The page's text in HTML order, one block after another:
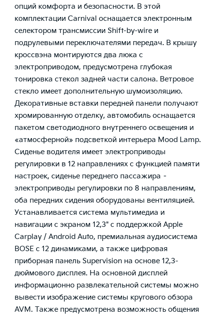
опций комфорта и безопасности. В этой
комплектации Carnival оснащается электронным
селектором трансмиссии Shift-by-wire и
подрулевыми переключателями передач. В крышу
кроссвэна монтируются два люка с
электроприводом, предусмотрена глубокая
тонировка стекол задней части салона. Ветровое
стекло имеет дополнительную шумоизоляцию.
Декоративные вставки передней панели получают
хромированную отделку, автомобиль оснащается
пакетом светодиодного внутреннего освещения и
«атмосферной» подсветкой интерьера Mood Lamp.
Сиденье водителя имеет электроприводы
регулировки в 12 направлениях с функцией памяти
настроек, сиденье переднего пассажира –
электроприводы регулировки по 8 направлениям,
оба передних сидения оборудованы вентиляцией.
Устанавливается система мультимедиа и
навигации с экраном 12,3" c поддержкой Apple
Carplay / Android Auto, премиальная аудиосистема
BOSE с 12 динамиками, а также цифровая
приборная панель Supervision на основе 12,3-
дюймового дисплея. На основной дисплей
информационно развлекательной системы можно
вывести изображение системы кругового обзора
AVM. Также предусмотрена возможность общения